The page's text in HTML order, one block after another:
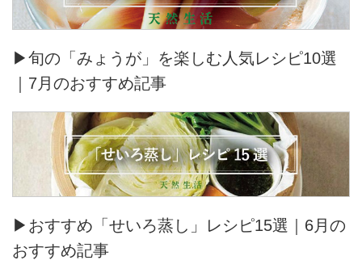
▶旬の「みょうが」を楽しむ人気レシピ10選
｜7月のおすすめ記事
▶おすすめ「せいろ蒸し」レシピ15選｜6月の
おすすめ記事